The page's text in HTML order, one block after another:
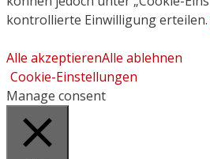
kontrollierte Einwilligung erteilen.
Alle akzeptierenAlle ablehnen
Cookie-Einstellungen
Manage consent